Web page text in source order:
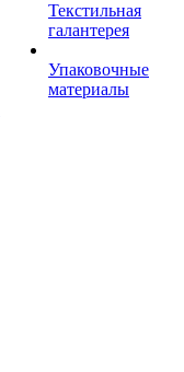
Текстильная
галантерея
Упаковочные
материалы